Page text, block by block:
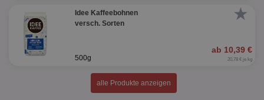
★
Idee Kaffeebohnen
versch. Sorten
ab 10,39 €
500g 20,78 € je kg
alle Produkte anzeigen